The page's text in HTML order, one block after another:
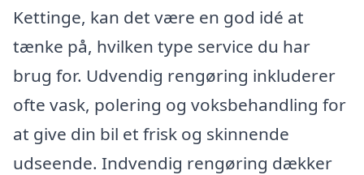
Kettinge, kan det være en god idé at
tænke på, hvilken type service du har
brug for. Udvendig rengøring inkluderer
ofte vask, polering og voksbehandling for
at give din bil et frisk og skinnende
udseende. Indvendig rengøring dækker